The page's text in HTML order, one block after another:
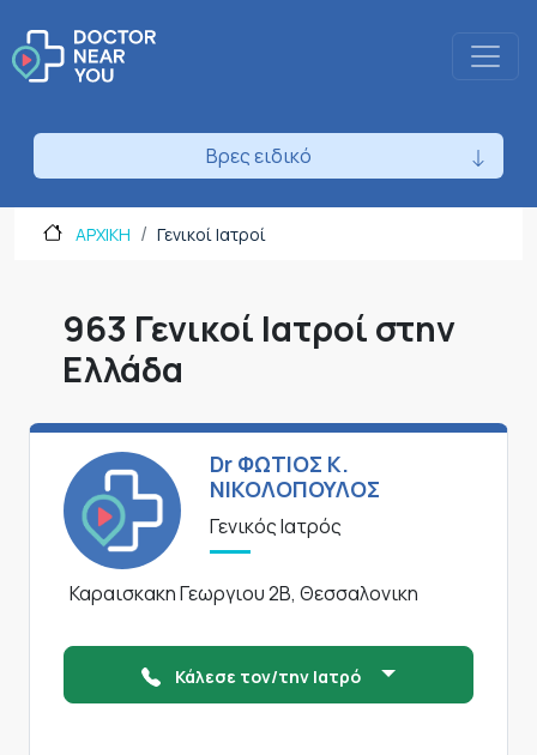
Βρες ειδικό
ΑΡΧΙΚΗ Γενικοί Ιατροί
963 Γενικοί Ιατροί στην
Ελλάδα
Dr ΦΩΤΙΟΣ Κ.
ΝΙΚΟΛΟΠΟΥΛΟΣ
Γενικός Ιατρός
Καραισκακη Γεωργιου 2Β, Θεσσαλονικη
Κάλεσε τον/την Ιατρό